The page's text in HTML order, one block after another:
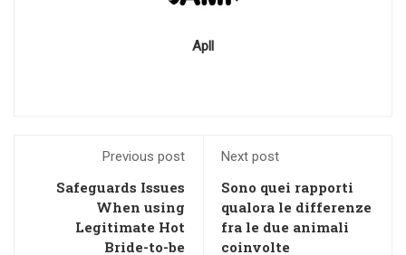
Apll
Previous post
Safeguards Issues
When using
Legitimate Hot
Bride-to-be
Next post
Sono quei rapporti
qualora le differenze
fra le due animali
coinvolte